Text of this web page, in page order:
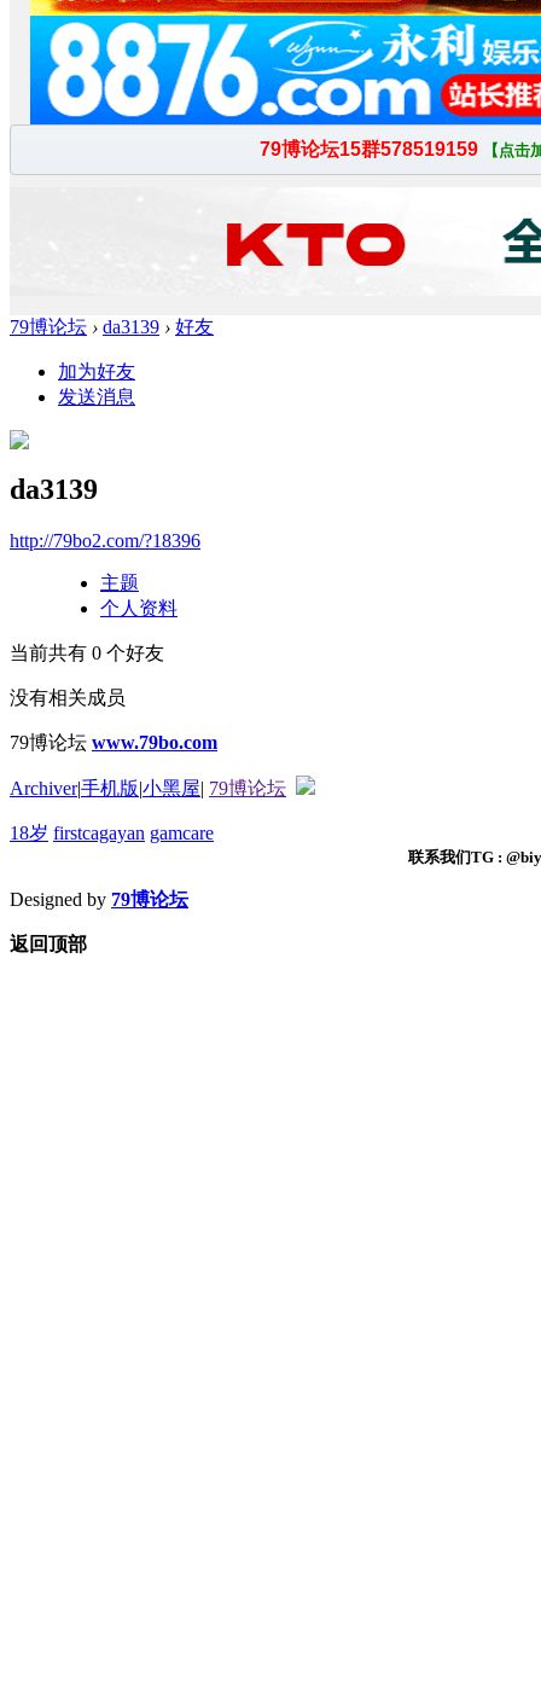
79博论坛 › da3139 › 好友
加为好友
发送消息
da3139
http://79bo2.com/?18396
主题
个人资料
当前共有 0 个好友
没有相关成员
79博论坛 www.79bo.com
Archiver|手机版|小黑屋| 79博论坛
18岁 firstcagayan gamcare
联系我们TG :
Designed by 79博论坛
返回顶部